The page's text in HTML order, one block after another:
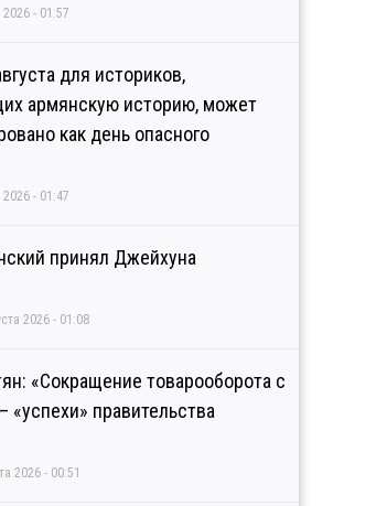
- 01:57
для историков,
армянскую историю, может
как день опасного
- 01:47
принял Джейхуна
2026 - 01:08
«Сокращение товарооборота с
«успехи» правительства
2026 - 00:51